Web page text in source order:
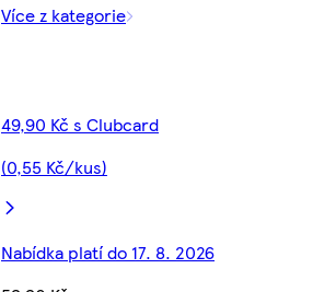
Více z kategorie
49,90 Kč s Clubcard
(0,55 Kč/kus)
Nabídka platí do 17. 8. 2026